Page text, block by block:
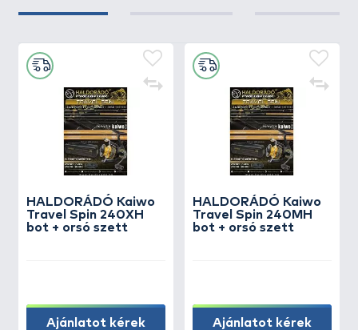
HALDORÁDÓ Kaiwo
Travel Spin 240XH
bot + orsó szett
Ajánlatot kérek
HALDORÁDÓ Kaiwo
Travel Spin 240MH
bot + orsó szett
Ajánlatot kérek